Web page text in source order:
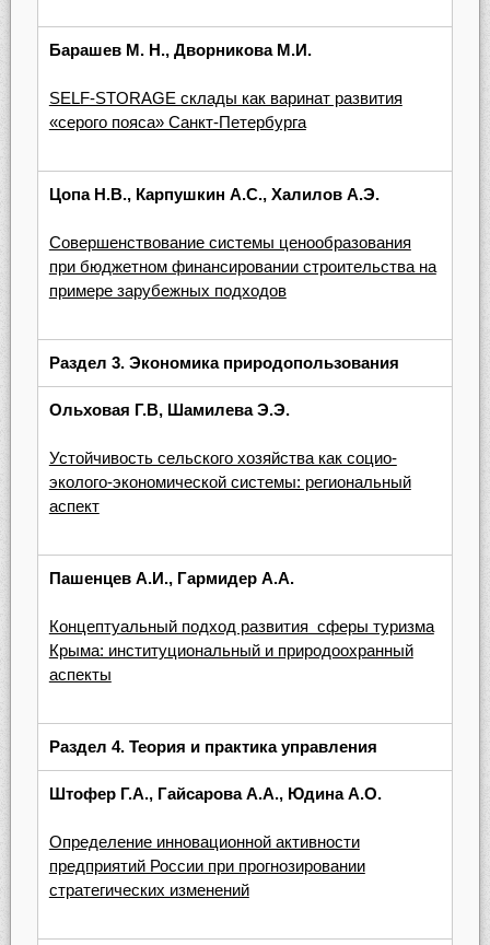
Барашев М. Н., Дворникова М.И.
SELF-STORAGE склады как варинат развития
«серого пояса» Санкт-Петербурга
Цопа Н.В., Карпушкин А.С., Халилов А.Э.
Совершенствование системы ценообразования
при бюджетном финансировании строительства на
примере зарубежных подходов
Раздел 3. Экономика природопользования
Ольховая Г.В, Шамилева Э.Э.
Устойчивость сельского хозяйства как социо-
эколого-экономической системы: региональный
аспект
Пашенцев А.И., Гармидер А.А.
Концептуальный подход развития сферы туризма
Крыма: институциональный и природоохранный
аспекты
Раздел 4. Теория и практика управления
Штофер Г.А., Гайсарова А.А., Юдина А.О.
Определение инновационной активности
предприятий России при прогнозировании
стратегических изменений